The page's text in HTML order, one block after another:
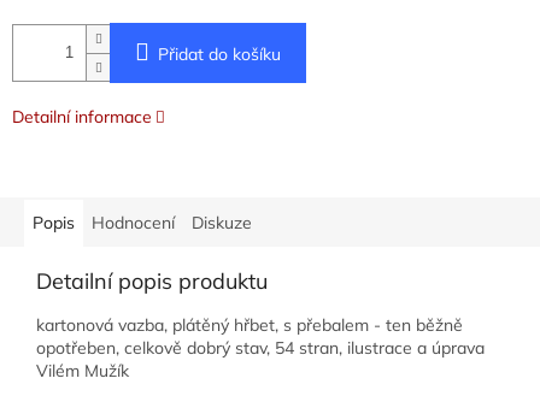
Přidat do košíku
Detailní informace
Popis Hodnocení Diskuze
Detailní popis produktu
kartonová vazba, plátěný hřbet, s přebalem - ten běžně
opotřeben, celkově dobrý stav, 54 stran, ilustrace a úprava
Vilém Mužík